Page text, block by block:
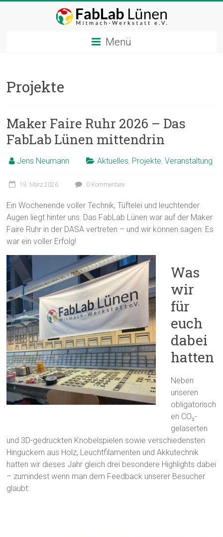
Menü
Projekte
Maker Faire Ruhr 2026 – Das
FabLab Lünen mittendrin
Jens Neumann Aktuelles, Projekte,Veranstaltung
19. März 2026 0 Kommentare
Ein Wochenende voller Technik, Tüftelei und leuchtender
Augen liegt hinter uns: Das FabLab Lünen war auf der Maker
Faire Ruhr in der DASA vertreten – und wir können sagen: Es
war ein voller Erfolg!
Was
wir
für
euch
dabei
hatten
Neben
unseren
obligatorisch
en CO₂-
gelaserten
und 3D-gedruckten Knobelspielen sowie verschiedensten
Hinguckern aus Holz, Leuchtfilamenten und Akkutechnik
hatten wir dieses Jahr gleich drei besondere Highlights dabei
– zumindest wenn man dem Feedback unserer Besucher
glaubt: